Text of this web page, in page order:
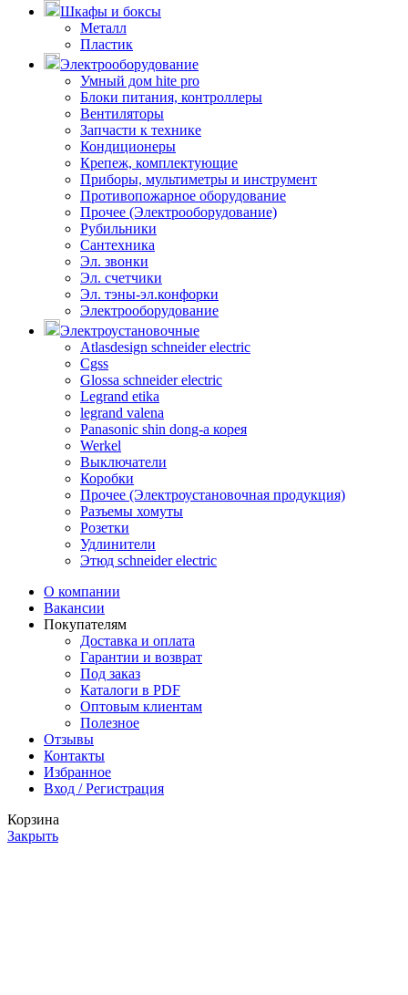
Шкафы и боксы
Металл
Пластик
Электрооборудование
Умный дом hite pro
Блоки питания, контроллеры
Вентиляторы
Запчасти к технике
Кондиционеры
Крепеж, комплектующие
Приборы, мультиметры и инструмент
Противопожарное оборудование
Прочее (Электрооборудование)
Рубильники
Сантехника
Эл. звонки
Эл. счетчики
Эл. тэны-эл.конфорки
Электрооборудование
Электроустановочные
Atlasdesign schneider electric
Cgss
Glossa schneider electric
Legrand etika
legrand valena
Panasonic shin dong-a корея
Werkel
Выключатели
Коробки
Прочее (Электроустановочная продукция)
Разъемы хомуты
Розетки
Удлинители
Этюд schneider electric
О компании
Вакансии
Покупателям
Доставка и оплата
Гарантии и возврат
Под заказ
Каталоги в PDF
Оптовым клиентам
Полезное
Отзывы
Контакты
Избранное
Вход / Регистрация
Корзина
Закрыть